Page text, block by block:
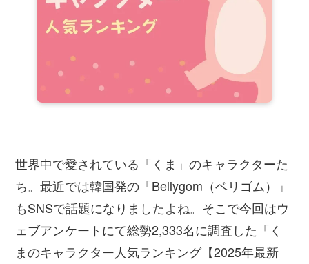
世界中で愛されている「くま」のキャラクターた
ち。最近では韓国発の「Bellygom（ベリゴム）」
もSNSで話題になりましたよね。そこで今回はウ
ェブアンケートにて総勢2,333名に調査した「く
まのキャラクター人気ランキング【2025年最新